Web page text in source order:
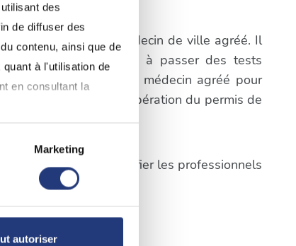
des
de diffuser des
contenu, ainsi que de
à l'utilisation de
en consultant la
mètres près
(empreintes
Marketing
autoriser
de consulter un médecin de ville agréé. Il
étape consistera à passer des tests
rendez-vous avec un médecin agréé pour
du processus de récupération du permis de
ci-dessus afin d'identifier les professionnels
du déroulement :